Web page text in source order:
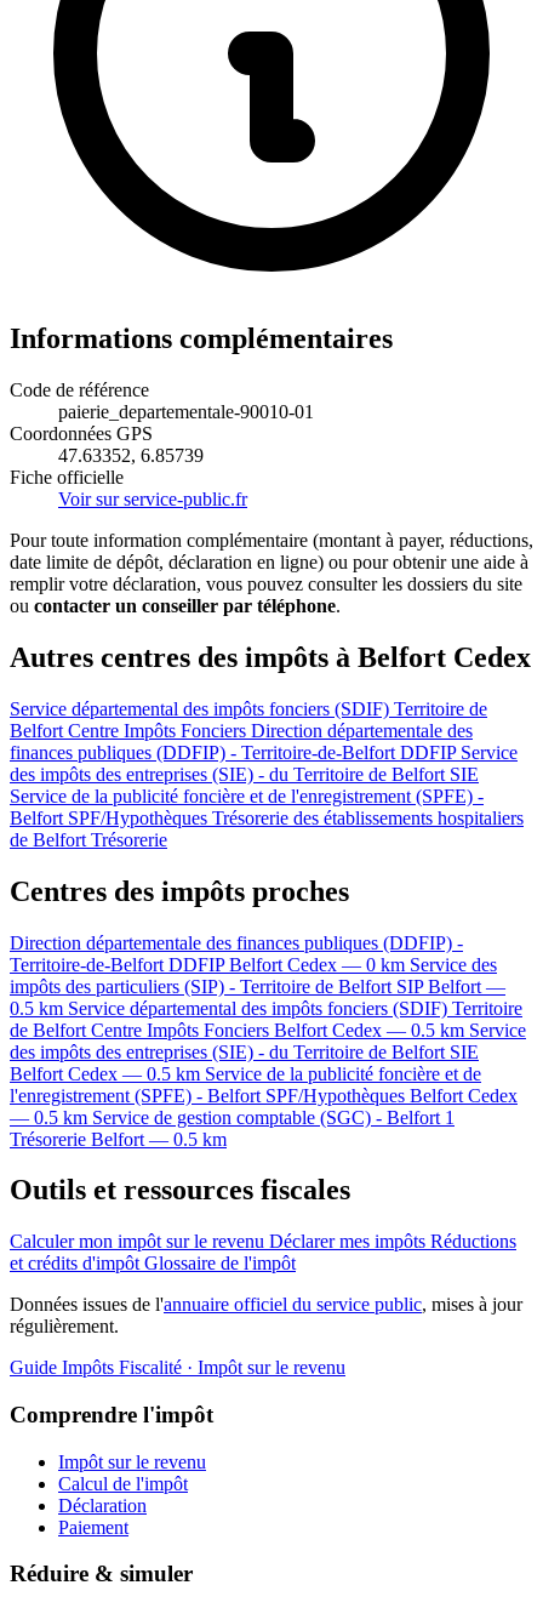
Informations complémentaires
Code de référence
paierie_departementale-90010-01
Coordonnées GPS
47.63352, 6.85739
Fiche officielle
Voir sur service-public.fr
Pour toute information complémentaire (montant à payer, réductions,
date limite de dépôt, déclaration en ligne) ou pour obtenir une aide à
remplir votre déclaration, vous pouvez consulter les dossiers du site
ou contacter un conseiller par téléphone.
Autres centres des impôts à Belfort Cedex
Service départemental des impôts fonciers (SDIF) Territoire de
Belfort Centre Impôts Fonciers Direction départementale des
finances publiques (DDFIP) - Territoire-de-Belfort DDFIP Service
des impôts des entreprises (SIE) - du Territoire de Belfort SIE
Service de la publicité foncière et de l'enregistrement (SPFE) -
Belfort SPF/Hypothèques Trésorerie des établissements hospitaliers
de Belfort Trésorerie
Centres des impôts proches
Direction départementale des finances publiques (DDFIP) -
Territoire-de-Belfort DDFIP Belfort Cedex — 0 km Service des
impôts des particuliers (SIP) - Territoire de Belfort SIP Belfort —
0.5 km Service départemental des impôts fonciers (SDIF) Territoire
de Belfort Centre Impôts Fonciers Belfort Cedex — 0.5 km Service
des impôts des entreprises (SIE) - du Territoire de Belfort SIE
Belfort Cedex — 0.5 km Service de la publicité foncière et de
l'enregistrement (SPFE) - Belfort SPF/Hypothèques Belfort Cedex
— 0.5 km Service de gestion comptable (SGC) - Belfort 1
Trésorerie Belfort — 0.5 km
Outils et ressources fiscales
Calculer mon impôt sur le revenu Déclarer mes impôts Réductions
et crédits d'impôt Glossaire de l'impôt
Données issues de l'annuaire officiel du service public, mises à jour
régulièrement.
Guide Impôts Fiscalité · Impôt sur le revenu
Comprendre l'impôt
Impôt sur le revenu
Calcul de l'impôt
Déclaration
Paiement
Réduire & simuler